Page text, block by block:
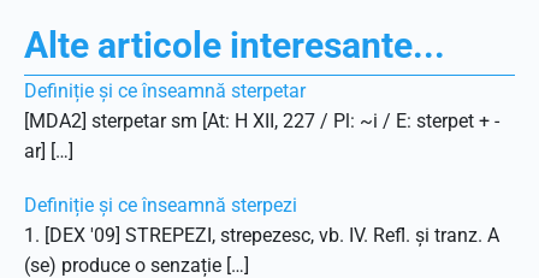
Alte articole interesante...
Definiție și ce înseamnă sterpetar
[MDA2] sterpetar sm [At: H XII, 227 / Pl: ~i / E: sterpet + -
ar] […]
Definiție și ce înseamnă sterpezi
1. [DEX '09] STREPEZI, strepezesc, vb. IV. Refl. și tranz. A
(se) produce o senzație […]